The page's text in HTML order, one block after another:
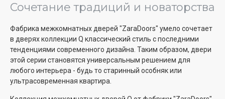
Сочетание традиций и новаторства
Фабрика межкомнатных дверей "ZaraDoors" умело сочетает
в дверях коллекции Q классический стиль с последними
тенденциями современного дизайна. Таким образом, двери
этой серии становятся универсальным решением для
любого интерьера - будь то старинный особняк или
ультрасовременная квартира.